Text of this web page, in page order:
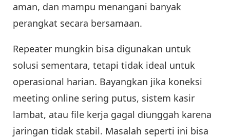
aman, dan mampu menangani banyak
perangkat secara bersamaan.
Repeater mungkin bisa digunakan untuk
solusi sementara, tetapi tidak ideal untuk
operasional harian. Bayangkan jika koneksi
meeting online sering putus, sistem kasir
lambat, atau file kerja gagal diunggah karena
jaringan tidak stabil. Masalah seperti ini bisa